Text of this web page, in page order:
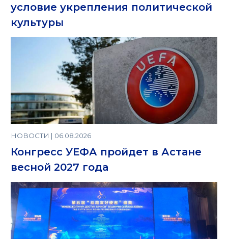
условие укрепления политической
культуры
НОВОСТИ | 06.08.2026
Конгресс УЕФА пройдет в Астане
весной 2027 года